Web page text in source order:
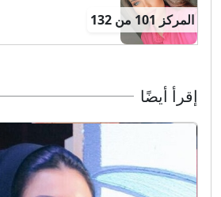
المركز 101 من 132
إقرأ أيضًا